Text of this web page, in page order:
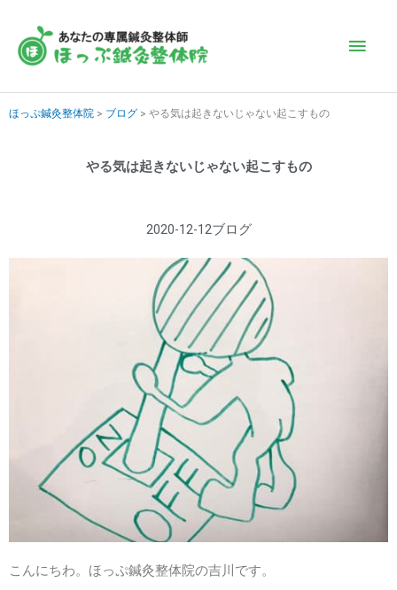
キ
ッほっぷ鍼灸整体院 > ブログ > やる気は起きないじゃない起こすもの
やる気は起きないじゃない起こすもの
2020-12-12ブログ
こんにちわ。ほっぷ鍼灸整体院の吉川です。